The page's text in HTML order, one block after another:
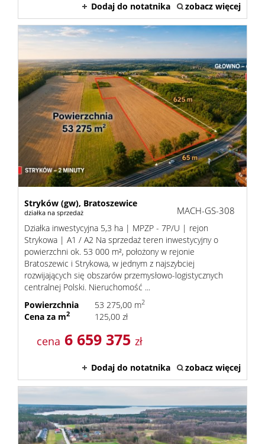
i
Praca
Dodaj do notatnika zobacz więcej
Stryków (gw), Bratoszewice
działka na sprzedaż MACH-GS-308
Działka inwestycyjna 5,3 ha | MPZP - 7P/U | rejon
Strykowa | A1 / A2 Na sprzedaż teren inwestycyjny o
powierzchni ok. 53 000 m², położony w rejonie
Bratoszewic i Strykowa, w jednym z najszybciej
rozwijających się obszarów przemysłowo-logistycznych
centralnej Polski. Nieruchomość ...
Powierzchnia
53 275,00 m2
Cena za m2 125,00 zł
cena 6 659 375 zł
Dodaj do notatnika zobacz więcej